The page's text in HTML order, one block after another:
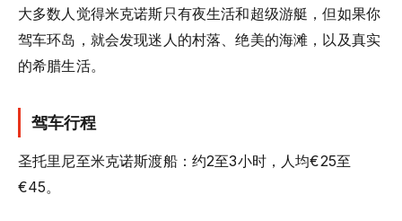
大多数人觉得米克诺斯只有夜生活和超级游艇，但如果你
驾车环岛，就会发现迷人的村落、绝美的海滩，以及真实
的希腊生活。
驾车行程
圣托里尼至米克诺斯渡船：约2至3小时，人均€25至
€45。